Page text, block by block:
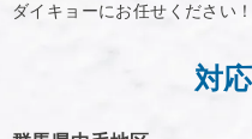
ダイキョーにお任せください！
対